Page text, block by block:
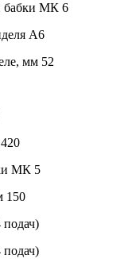
бабки МК 6
A6
мм 52
МК 5
150
подач)
подач)